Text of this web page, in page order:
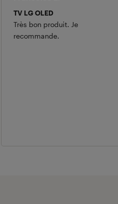
TV LG OLED
Très bon produit. Je
recommande.